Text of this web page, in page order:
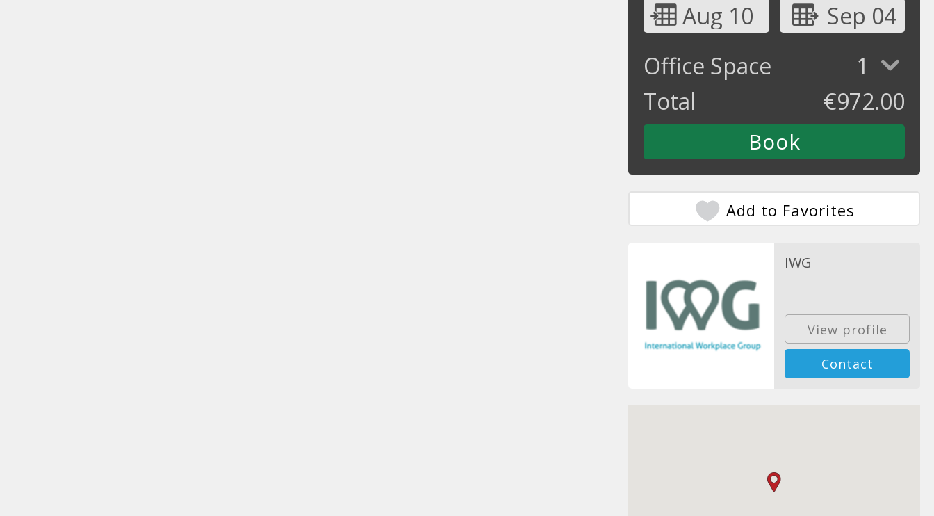
Aug 10
Sep 04
Office Space
1
Total
€972.00
Add to Favorites
IWG
View profile
Contact